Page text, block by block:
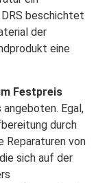
beschichtet
der
eine
Festpreis
Egal,
durch
Reparaturen von
sich auf der